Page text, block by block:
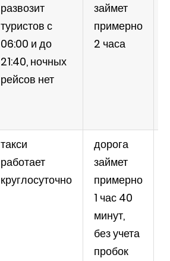
развозит
туристов с
06:00 и до
21:40, ночных
рейсов нет
займет
примерно
2 часа
такси
работает
круглосуточно
дорога
займет
примерно
1 час 40
минут,
без учета
пробок